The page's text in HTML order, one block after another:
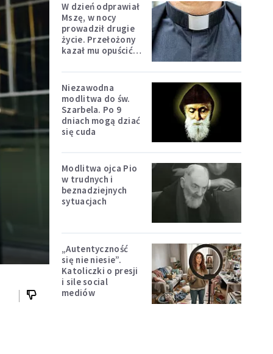
W dzień odprawiał
Mszę, w nocy
prowadził drugie
życie. Przełożony
kazał mu opuścić
Niezawodna
modlitwa do św.
Szarbela. Po 9
dniach mogą dziać
się cuda
Modlitwa ojca Pio
w trudnych i
beznadziejnych
sytuacjach
„Autentyczność
się nie niesie”.
Katoliczki o presji
i sile social
mediów